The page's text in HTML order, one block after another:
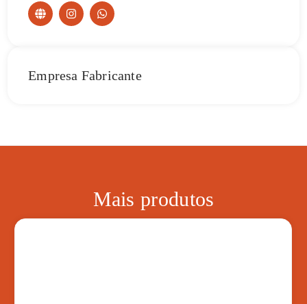
Empresa Fabricante
Mais produtos